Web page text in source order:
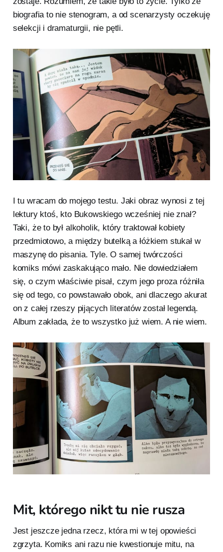
biografia to nie stenogram, a od scenarzysty oczekuję
selekcji i dramaturgii, nie pętli.
I tu wracam do mojego testu. Jaki obraz wynosi z tej
lektury ktoś, kto Bukowskiego wcześniej nie znał?
Taki, że to był alkoholik, który traktował kobiety
przedmiotowo, a między butelką a łóżkiem stukał w
maszynę do pisania. Tyle. O samej twórczości
komiks mówi zaskakująco mało. Nie dowiedziałem
się, o czym właściwie pisał, czym jego proza różniła
się od tego, co powstawało obok, ani dlaczego akurat
on z całej rzeszy pijących literatów został legendą.
Album zakłada, że to wszystko już wiem. A nie wiem.
Mit, którego nikt tu nie rusza
Jest jeszcze jedna rzecz, która mi w tej opowieści
zgrzyta. Komiks ani razu nie kwestionuje mitu, na